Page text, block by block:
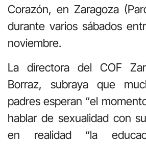
Corazón, en Zaragoza
durante varios sábados
noviembre.
La directora del COF
Borraz, subraya que
padres esperan “el
hablar de sexualidad con
en realidad “la